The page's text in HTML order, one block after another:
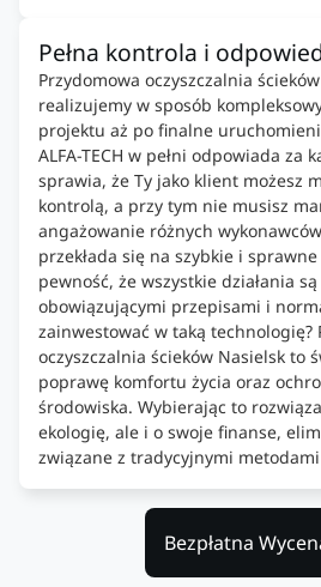
Pełna kontrola i
Przydomowa oczyszczalnia
realizujemy w sposób
projektu aż po finalne
ALFA-TECH w pełni odpowiada za
sprawia, że Ty jako klient możesz
kontrolą, a przy tym nie musisz
angażowanie różnych
przekłada się na szybkie i
pewność, że wszystkie działania
obowiązującymi przepisami i
zainwestować w taką technologię?
oczyszczalnia ścieków Nasielsk to
poprawę komfortu życia oraz
środowiska. Wybierając to
ekologię, ale i o swoje finanse,
związane z tradycyjnymi
Bezpłatna